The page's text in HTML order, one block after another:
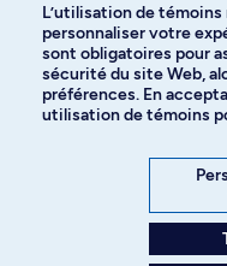
Langues
Facebook
L’utilisation de
personnaliser votre
sont obligatoires pour
sécurité du site Web,
préférences. En
utilisation de témoins